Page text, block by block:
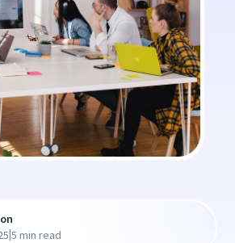
|5 min read